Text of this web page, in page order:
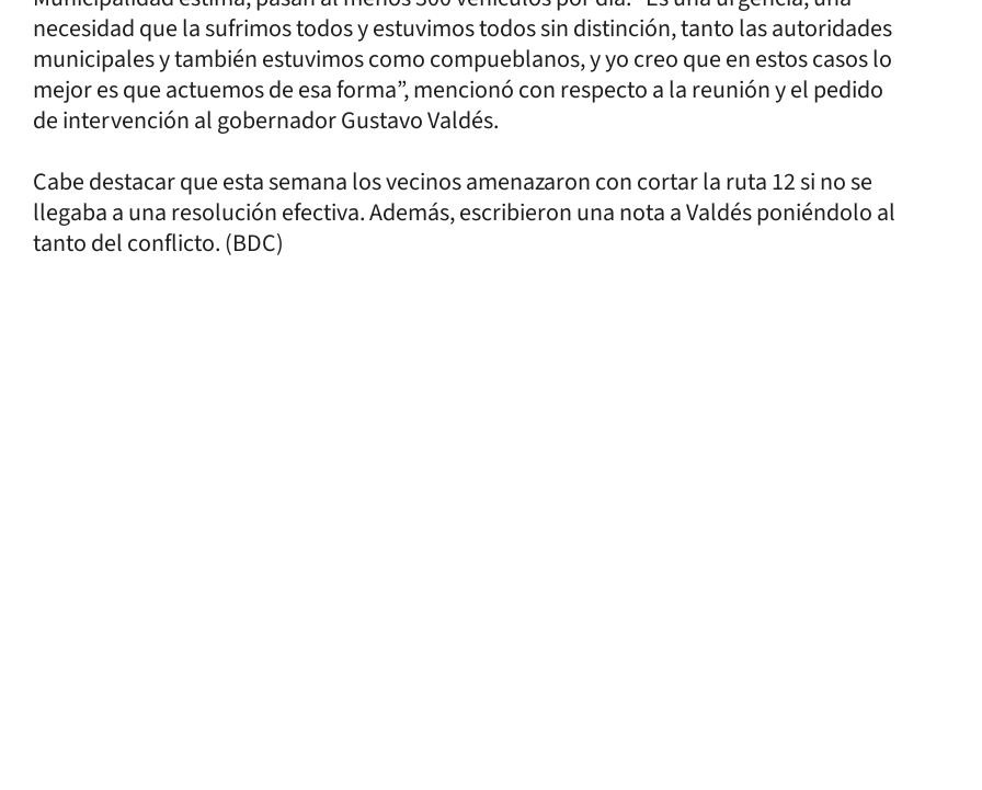
necesidad que la sufrimos todos y estuvimos todos sin distinción, tanto las autoridades
municipales y también estuvimos como compueblanos, y yo creo que en estos casos lo
mejor es que actuemos de esa forma”, mencionó con respecto a la reunión y el pedido
de intervención al gobernador Gustavo Valdés.
Cabe destacar que esta semana los vecinos amenazaron con cortar la ruta 12 si no se
llegaba a una resolución efectiva. Además, escribieron una nota a Valdés poniéndolo al
tanto del conflicto. (BDC)